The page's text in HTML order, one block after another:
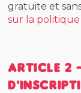
gratuite et
sur la
Article 2